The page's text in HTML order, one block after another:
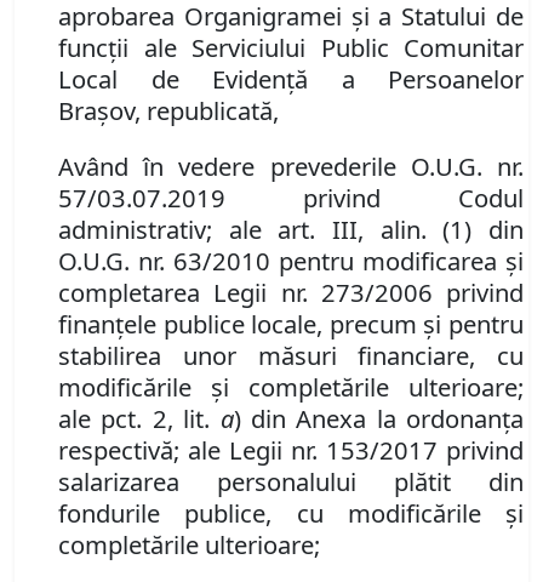
aprobarea Organigramei şi a Statului de
funcţii ale Serviciului Public Comunitar
Local de Evidenţă a Persoanelor
Braşov, republicată,
Având în vedere prevederile O.U.G. nr.
57/03.07.2019 privind Codul
administrativ; ale art. III, alin. (1) din
O.U.G. nr. 63/2010 pentru modificarea şi
completarea Legii nr. 273/2006 privind
finanţele publice locale, precum şi pentru
stabilirea unor măsuri financiare, cu
modificările şi completările ulterioare;
ale pct. 2, lit. a) din Anexa la ordonanţa
respectivă; ale Legii nr. 153/2017 privind
salarizarea personalului plătit din
fondurile publice, cu modificările şi
completările ulterioare;